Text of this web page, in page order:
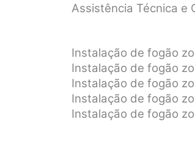
Assistência Técnica e
Instalação de fogão
Instalação de fogão
Instalação de fogão
Instalação de fogão
Instalação de fogão